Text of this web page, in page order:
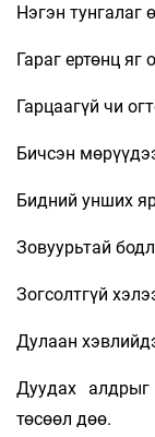
Нэгэн тунгалаг
Гараг ертөнц
Гарцаагүй чи
Бичсэн
Бидний унших
Зовуурьтай
Зогсолтгүй
Дулаан
Дуудах
төсөөл дөө.